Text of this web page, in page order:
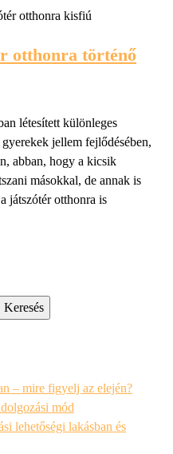
otthonra történő
létesített különleges
jellem fejlődésében,
abban, hogy a kicsik
másokkal, de annak is
játszótér otthonra is
– mire figyelj az elején?
mód
lehetőségi lakásban és